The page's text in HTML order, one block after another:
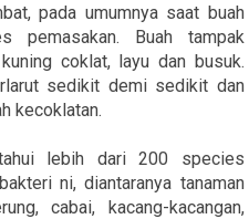
pada umumnya saat buah
pemasakan. Buah tampak
coklat, layu dan busuk.
sedikit demi sedikit dan
kecoklatan.
lebih dari 200 species
ni, diantaranya tanaman
cabai, kacang-kacangan,